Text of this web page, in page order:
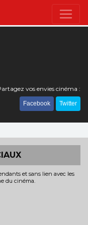
vos envies cinéma :
Facebook Twitter
et sans lien avec les
du cinéma.